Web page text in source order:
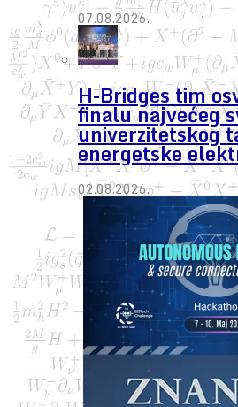
07.08.2026.
H-Bridges tim
finalu najvećeg
univerzitetskog
energetske
02.08.2026.